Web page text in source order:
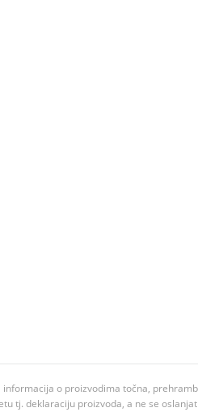
o proizvodima točna,
tj. deklaraciju proizvoda, a ne se